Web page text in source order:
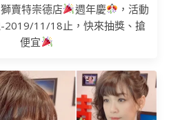
賣特崇德店 週年慶
，活動
11/18止，快來抽獎、搶
便宜